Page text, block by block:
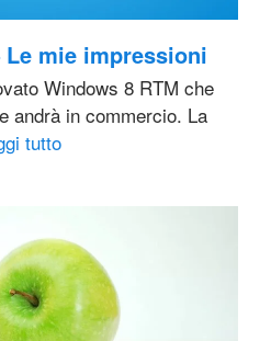
Le mie impressioni
Windows 8 RTM che
andrà in commercio. La
tutto